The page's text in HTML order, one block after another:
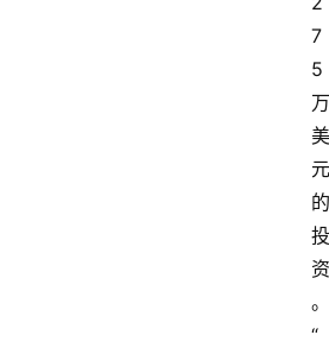
7
5
万
美
元
的
投
资
。
“